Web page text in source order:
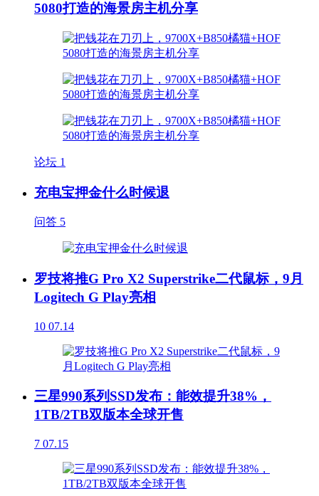
5080打造的海景房主机分享
论坛 1
充电宝押金什么时候退
问答 5
罗技将推G Pro X2 Superstrike二代鼠标，9月
Logitech G Play亮相
10 07.14
三星990系列SSD发布：能效提升38%，
1TB/2TB双版本全球开售
7 07.15